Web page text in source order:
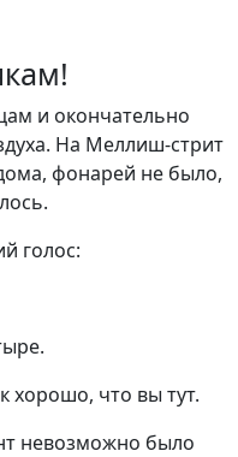
и окончательно
На Меллиш-стрит
фонарей не было,
голос:
хорошо, что вы тут.
невозможно было